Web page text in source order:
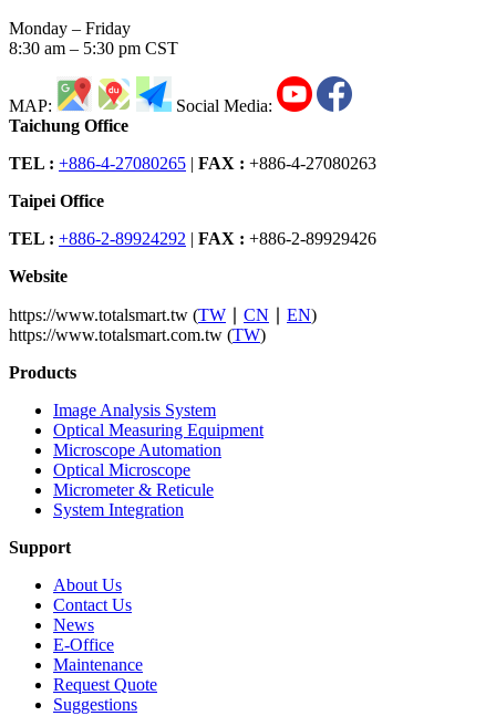
Monday – Friday
8:30 am – 5:30 pm CST
MAP:
Social Media:
Taichung Office
TEL : +886-4-27080265 | FAX : +886-4-27080263
Taipei Office
TEL : +886-2-89924292 | FAX : +886-2-89929426
Website
https://www.totalsmart.tw (TW CN EN)
https://www.totalsmart.com.tw (TW)
Products
Image Analysis System
Optical Measuring Equipment
Microscope Automation
Optical Microscope
Micrometer & Reticule
System Integration
Support
About Us
Contact Us
News
E-Office
Maintenance
Request Quote
Suggestions